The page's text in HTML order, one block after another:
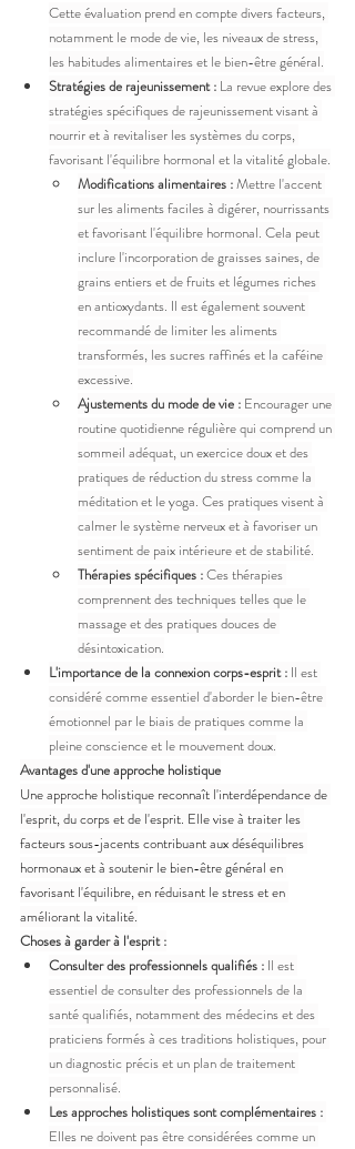
Cette évaluation prend en compte divers facteurs,
notamment le mode de vie, les niveaux de stress,
les habitudes alimentaires et le bien-être général.
Stratégies de rajeunissement : La revue explore des
stratégies spécifiques de rajeunissement visant à
nourrir et à revitaliser les systèmes du corps,
favorisant l'équilibre hormonal et la vitalité globale.
Modifications alimentaires : Mettre l'accent
sur les aliments faciles à digérer, nourrissants
et favorisant l'équilibre hormonal. Cela peut
inclure l'incorporation de graisses saines, de
grains entiers et de fruits et légumes riches
en antioxydants. Il est également souvent
recommandé de limiter les aliments
transformés, les sucres raffinés et la caféine
excessive.
Ajustements du mode de vie : Encourager une
routine quotidienne régulière qui comprend un
sommeil adéquat, un exercice doux et des
pratiques de réduction du stress comme la
méditation et le yoga. Ces pratiques visent à
calmer le système nerveux et à favoriser un
sentiment de paix intérieure et de stabilité.
Thérapies spécifiques : Ces thérapies
comprennent des techniques telles que le
massage et des pratiques douces de
désintoxication.
L'importance de la connexion corps-esprit : Il est
considéré comme essentiel d'aborder le bien-être
émotionnel par le biais de pratiques comme la
pleine conscience et le mouvement doux.
Avantages d'une approche holistique
Une approche holistique reconnaît l'interdépendance de
l'esprit, du corps et de l'esprit. Elle vise à traiter les
facteurs sous-jacents contribuant aux déséquilibres
hormonaux et à soutenir le bien-être général en
favorisant l'équilibre, en réduisant le stress et en
améliorant la vitalité.
Choses à garder à l'esprit :
Consulter des professionnels qualifiés : Il est
essentiel de consulter des professionnels de la
santé qualifiés, notamment des médecins et des
praticiens formés à ces traditions holistiques, pour
un diagnostic précis et un plan de traitement
personnalisé.
Les approches holistiques sont complémentaires :
Elles ne doivent pas être considérées comme un